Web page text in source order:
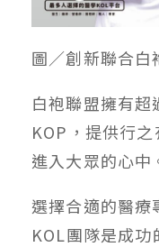
圖／創新聯合白
白袍聯盟擁有超
KOP，提供行
進入大眾的心中
選擇合適的醫療
KOL團隊是成